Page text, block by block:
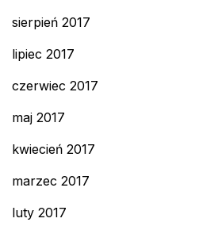
sierpień 2017
lipiec 2017
czerwiec 2017
maj 2017
kwiecień 2017
marzec 2017
luty 2017